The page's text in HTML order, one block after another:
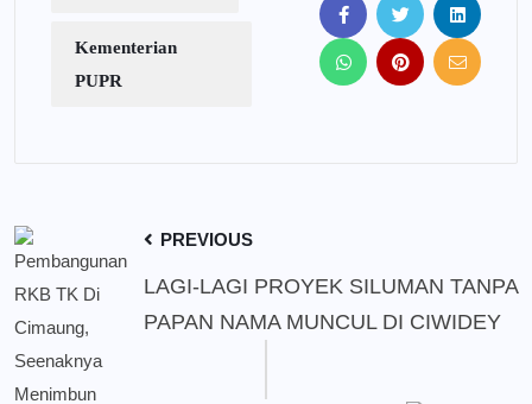
Kementerian
PUPR
PREVIOUS
LAGI-LAGI PROYEK SILUMAN TANPA
PAPAN NAMA MUNCUL DI CIWIDEY